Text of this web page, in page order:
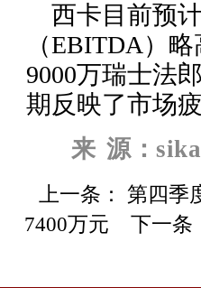
西卡目前预
（EBITDA）
9000万瑞士法
期反映了市场
来 源：sika
上一条：
第四季
7400万元
下一条